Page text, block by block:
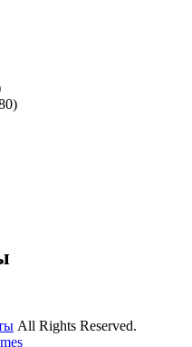
All Rights Reserved.